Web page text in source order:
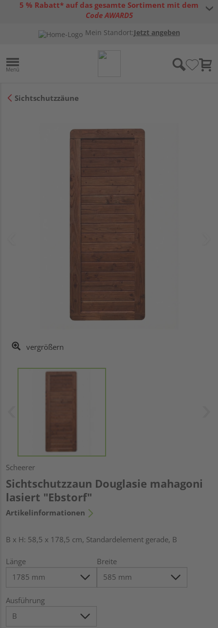
5 % Rabatt* auf das gesamte Sortiment mit dem
Code AWARD5
Gutscheinbedingungen
Mein Standort:Jetzt angeben
Sichtschutzzäune
vergrößern
Scheerer
Sichtschutzzaun Douglasie mahagoni
lasiert "Ebstorf"
Artikelinformationen
B x H: 58,5 x 178,5 cm, Standardelement gerade, B
Länge Breite
Ausführung